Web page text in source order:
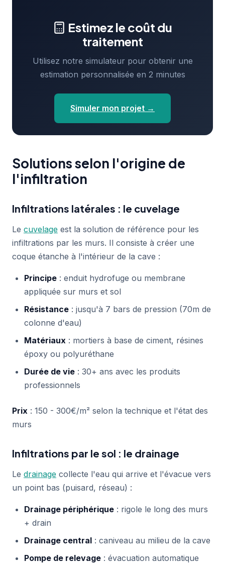
Estimez le coût du
traitement
Utilisez notre simulateur pour obtenir une
estimation personnalisée en 2 minutes
Simuler mon projet →
Solutions selon l'origine de
l'infiltration
Infiltrations latérales : le cuvelage
Le cuvelage est la solution de référence pour les
infiltrations par les murs. Il consiste à créer une
coque étanche à l'intérieur de la cave :
Principe : enduit hydrofuge ou membrane
appliquée sur murs et sol
Résistance : jusqu'à 7 bars de pression (70m de
colonne d'eau)
Matériaux : mortiers à base de ciment, résines
époxy ou polyuréthane
Durée de vie : 30+ ans avec les produits
professionnels
Prix : 150 - 300€/m² selon la technique et l'état des
murs
Infiltrations par le sol : le drainage
Le drainage collecte l'eau qui arrive et l'évacue vers
un point bas (puisard, réseau) :
Drainage périphérique : rigole le long des murs
+ drain
Drainage central : caniveau au milieu de la cave
Pompe de relevage : évacuation automatique